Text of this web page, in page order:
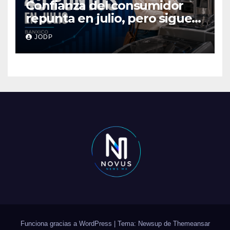
Confianza del consumidor
repunta en julio, pero sigue
por debajo de 2025: Banxico
JODP
Funciona gracias a WordPress Tema: Newsup de Themeansar